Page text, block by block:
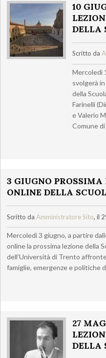
10
DELLA
Scritto da
Mercoledì
svolgerà
della
Farinelli
e Valerio
Comune di
3 GIUGNO
ONLINE DELLA
Scritto daAmministratore Sito, il
Mercoledì 3 giugno, a partire
online la prossima lezione della
dell’Università di Trento
famiglie, emergenze e politiche
27
DELLA